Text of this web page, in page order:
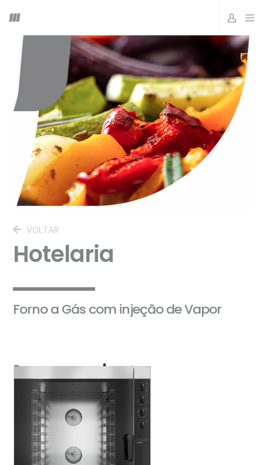
VOLTAR
Hotelaria
Forno a Gás com injeção de Vapor